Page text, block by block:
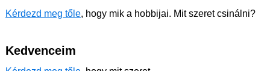
Kérdezd meg tőle, hogy mik a hobbijai. Mit szeret csinálni?
Kedvenceim